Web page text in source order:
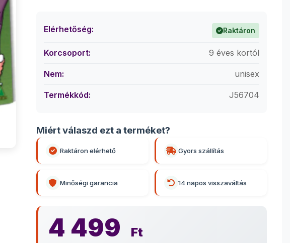
Elérhetőség: Raktáron
Korcsoport: 9 éves kortól
Nem: unisex
Termékkód: J56704
Miért válaszd ezt a terméket?
Raktáron elérhető Gyors szállítás
Minőségi garancia 14 napos visszaváltás
4 499 Ft